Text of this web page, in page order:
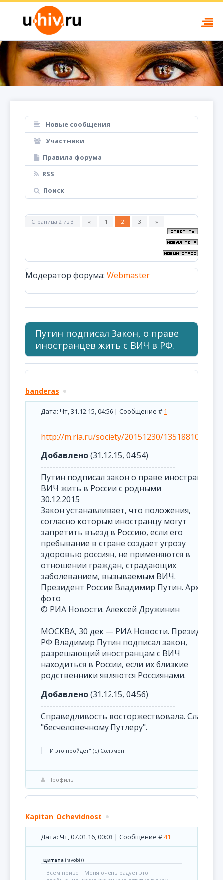
Новые сообщения
Участники
Правила форума
RSS
Поиск
Страница 2 из 3 « 1 2 3 »
Модератор форума: Webmaster
Путин подписал Закон, о праве
иностранцев жить с ВИЧ в РФ.
banderas
Дата: Чт, 31.12.15, 04:56 | Сообщение # 1
http://m.ria.ru/society/20151230/
Добавлено(31.12.15, 04:54)
---------------------------------------------
Путин подписал закон о праве иностранцев с
ВИЧ жить в России с родными
30.12.2015
Закон устанавливает, что положения,
согласно которым иностранцу могут
запретить въезд в Россию, если его
пребывание в стране создает угрозу
здоровью россиян, не применяются в
отношении граждан, страдающих
заболеванием, вызываемым ВИЧ.
Президент России Владимир Путин. Архивное
фото
© РИА Новости. Алексей Дружинин
МОСКВА, 30 дек — РИА Новости. Президент
РФ Владимир Путин подписал закон,
разрешающий иностранцам с ВИЧ
находиться в России, если их близкие
родственники являются Россиянами.
Добавлено(31.12.15, 04:56)
---------------------------------------------
Справедливость восторжествовала. Слава
"бесчеловечному Путлеру".
"И это пройдет" (с) Соломон.
Профиль
Kapitan_Ochevidnost
Дата: Чт, 07.01.16, 00:03 | Сообщение #41
Цитатаiravobi ()
Всем привет! Меня очень радует это